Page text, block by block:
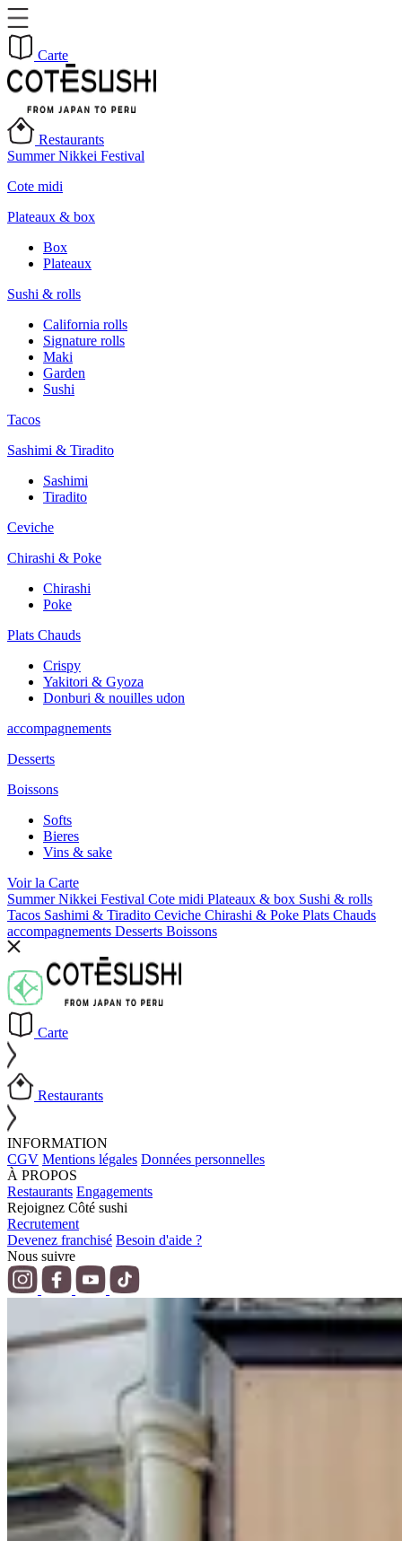
Carte
Restaurants
Summer Nikkei Festival
Cote midi
Plateaux & box
Box
Plateaux
Sushi & rolls
California rolls
Signature rolls
Maki
Garden
Sushi
Tacos
Sashimi & Tiradito
Sashimi
Tiradito
Ceviche
Chirashi & Poke
Chirashi
Poke
Plats Chauds
Crispy
Yakitori & Gyoza
Donburi & nouilles udon
accompagnements
Desserts
Boissons
Softs
Bieres
Vins & sake
Voir la Carte
Summer Nikkei Festival Cote midi Plateaux & box Sushi & rolls
Tacos Sashimi & Tiradito Ceviche Chirashi & Poke Plats Chauds
accompagnements Desserts Boissons
Carte
Restaurants
INFORMATION
CGV Mentions légales Données personnelles
À PROPOS
Restaurants Engagements
Rejoignez Côté sushi
Recrutement
Devenez franchisé Besoin d'aide ?
Nous suivre